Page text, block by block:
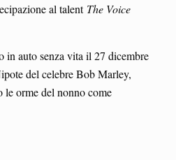
al talent The Voice
in auto senza vita il 27 dicembre
del celebre Bob Marley,
le orme del nonno come